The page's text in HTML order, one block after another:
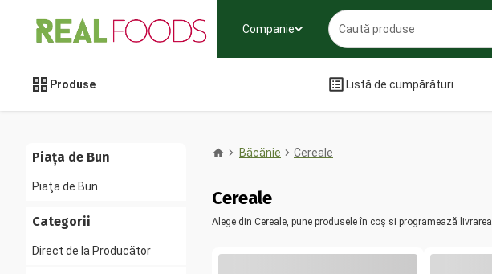
Companie
Produse Listă de cumpărături
Piața de Bun
Piaţa de Bun
Categorii
Direct de la Producător
Băcănie Cereale
Cereale
Alege din Cereale, pune produsele în coș si programează livrarea